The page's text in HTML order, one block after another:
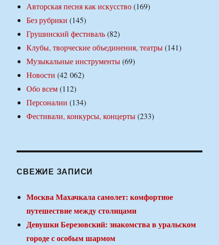
Авторская песня как искусство(169)
Без рубрики (145)
Грушинский фестиваль(82)
Клубы, творческие объединения, театры(141)
Музыкальные инструменты(69)
Новости (42 062)
Обо всем(112)
Персоналии (134)
Фестивали, конкурсы, концерты(233)
СВЕЖИЕ ЗАПИСИ
Москва Махачкала самолет: комфортное
путешествие между столицами
Девушки Березовский: знакомства в уральском
городе с особым шармом